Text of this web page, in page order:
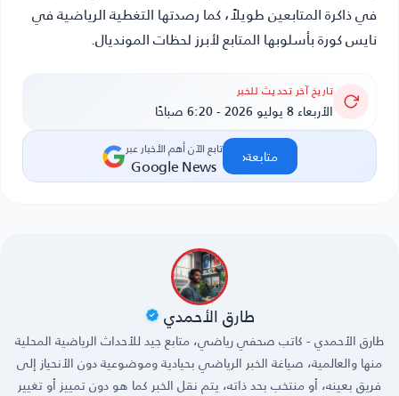
في ذاكرة المتابعين طويلاً، كما رصدتها التغطية الرياضية في
نايس كورة بأسلوبها المتابع لأبرز لحظات المونديال.
تاريخ آخر تحديث للخبر
الأربعاء 8 يوليو 2026 - 6:20 صباحًا
تابع الآن أهم الأخبار عبر
Google News متابعة‹
طارق الأحمدي
طارق الأحمدي - كاتب صحفي رياضي، متابع جيد للأحداث الرياضية المحلية
منها والعالمية، صياغة الخبر الرياضي بحيادية وموضوعية دون الأنحياز إلى
فريق بعينه، أو منتخب بحد ذاته، يتم نقل الخبر كما هو دون تمييز أو تغيير